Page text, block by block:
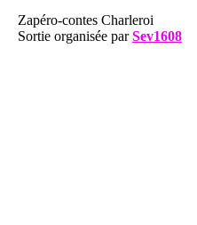
Zapéro-contes Charleroi
Sortie organisée parSev1608